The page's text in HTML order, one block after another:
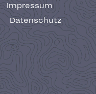
Impressum
Datenschutz